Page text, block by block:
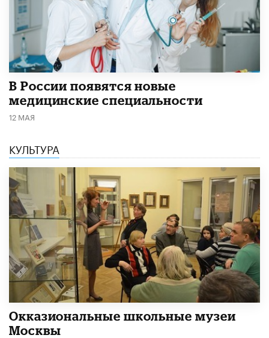
В России появятся новые
медицинские специальности
12 МАЯ
КУЛЬТУРА
​Окказиональные школьные музеи
Москвы